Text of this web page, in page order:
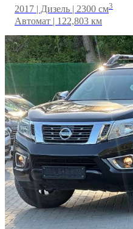
2017 | Дизель | 2300 см3
Автомат | 122,803 км